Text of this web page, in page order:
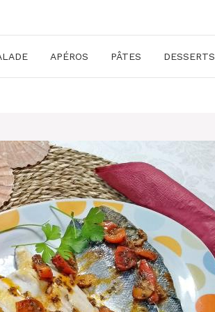
APÉROS PÂTES DESSERTS